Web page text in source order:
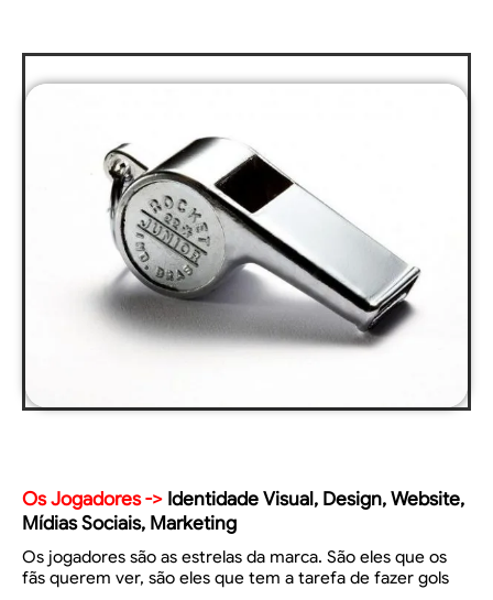
Os Jogadores -> Identidade Visual, Design, Website,
Mídias Sociais, Marketing
Os jogadores são as estrelas da marca. São eles que os
fãs querem ver, são eles que tem a tarefa de fazer gols